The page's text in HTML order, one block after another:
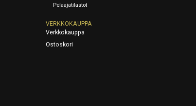
Pelaajatilastot
VERKKOKAUPPA
Verkkokauppa
Ostoskori